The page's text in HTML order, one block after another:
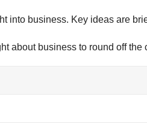
into business. Key ideas are
about business to round off the